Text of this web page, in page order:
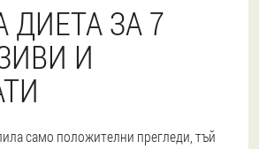
ЗА 7
И
само положителни прегледи, тъй